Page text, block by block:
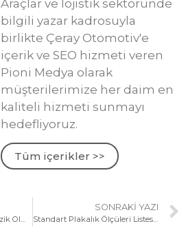
Araçlar ve lojistik sektöründe
bilgili yazar kadrosuyla
birlikte Çeray Otomotiv'e
içerik ve SEO hizmeti veren
Pioni Medya olarak
müşterilerimize her daim en
kaliteli hizmeti sunmayı
hedefliyoruz.
Tüm içerikler >>
SONRAKI YAZI
Standart Plakalık Ölçüleri Listesi – Güncel